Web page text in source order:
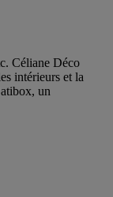
Céliane Déco
intérieurs et la
un